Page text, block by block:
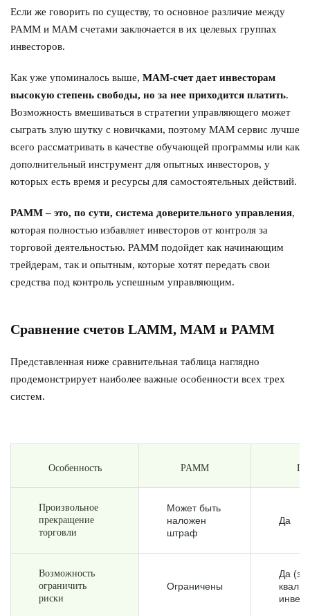
Если же говорить по существу, то основное различие между
PAMM и MAM счетами заключается в их целевых группах
инвесторов.
Как уже упоминалось выше, MAM-счет дает инвесторам
высокую степень свободы, но за нее приходится платить.
Возможность вмешиваться в стратегии управляющего может
сыграть злую шутку с новичками, поэтому MAM сервис лучше
всего рассматривать в качестве обучающей программы или как
дополнительный инструмент для опытных инвесторов, у
которых есть время и ресурсы для самостоятельных действий.
PAMM – это, по сути, система доверительного управления,
которая полностью избавляет инвесторов от контроля за
торговой деятельностью. PAMM подойдет как начинающим
трейдерам, так и опытным, которые хотят передать свои
средства под контроль успешным управляющим.
Сравнение счетов LAMM, MAM и PAMM
Представленная ниже сравнительная таблица наглядно
продемонстрирует наиболее важные особенности всех трех
систем.
Особенность PAMM
Произвольное
прекращение
торговли
Может быть
наложен
штраф
Да
Возможность
ограничить
риски
Ограничены
Да